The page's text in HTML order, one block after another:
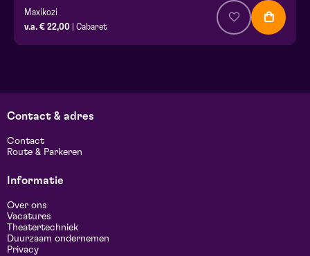
Maxikozi
v.a. € 22,00 | Cabaret
Contact & adres
Contact
Route & Parkeren
Informatie
Over ons
Vacatures
Theatertechniek
Duurzaam ondernemen
Privacy